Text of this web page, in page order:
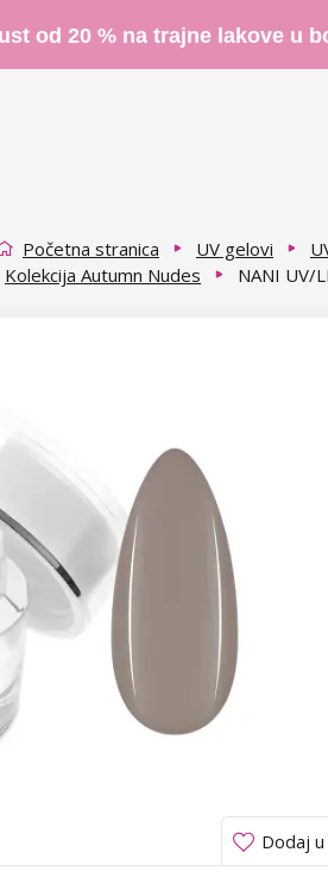
od 20 % na trajne lakove u
Početna stranica UV gelovi
Kolekcija Autumn Nudes
NANI UV/
Dodaj